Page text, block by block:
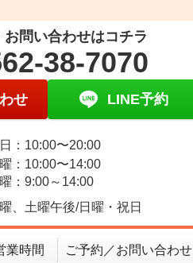
お問い合わせはコチラ
38-7070
せ LINE予約
：10:00〜20:00
：10:00〜14:00
：9:00～14:00
、土曜午後/日曜・祝日
業時間 ご予約／お問い合わせ